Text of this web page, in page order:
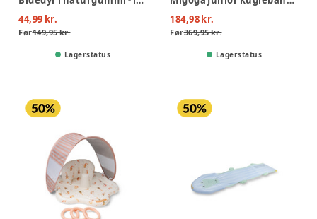
44,99 kr.
Før149,95 kr.
Lagerstatus
184,98 kr.
Før369,95 kr.
Lagerstatus